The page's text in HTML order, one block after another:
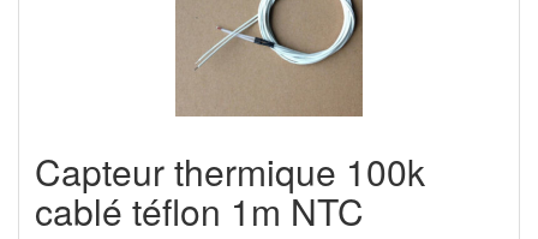
Capteur thermique 100k
cablé téflon 1m NTC